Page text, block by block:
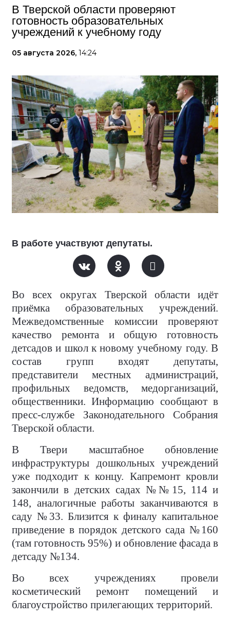
В Тверской области проверяют
готовность образовательных
учреждений к учебному году
05 августа 2026, 14:24
В работе участвуют депутаты.
Во всех округах Тверской области идёт
приёмка образовательных учреждений.
Межведомственные комиссии проверяют
качество ремонта и общую готовность
детсадов и школ к новому учебному году. В
состав групп входят депутаты,
представители местных администраций,
профильных ведомств, медорганизаций,
общественники. Информацию сообщают в
пресс-службе Законодательного Собрания
Тверской области.
В Твери масштабное обновление
инфраструктуры дошкольных учреждений
уже подходит к концу. Капремонт кровли
закончили в детских садах №№15, 114 и
148, аналогичные работы заканчиваются в
саду №33. Близится к финалу капитальное
приведение в порядок детского сада №160
(там готовность 95%) и обновление фасада в
детсаду №134.
Во всех учреждениях провели
косметический ремонт помещений и
благоустройство прилегающих территорий.